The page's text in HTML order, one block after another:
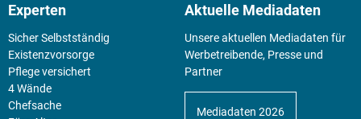
Experten
Sicher Selbstständig
Existenz­vorsorge
Pflege versichert
4 Wände
Chefsache
Aktuelle Mediadaten
Unsere aktuellen Mediadaten für
Werbetreibende, Presse und
Partner
Mediadaten 2026